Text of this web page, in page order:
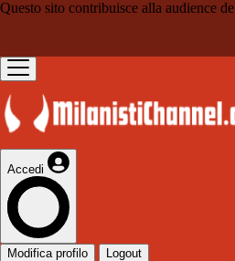
Questo sito contribuisce alla audience de
Accedi
Modifica profilo Logout